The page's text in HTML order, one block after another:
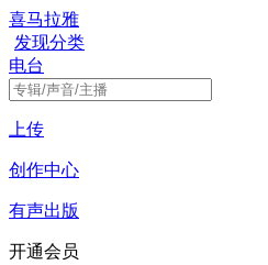
喜马拉雅
发现分类
电台
上传
创作中心
有声出版
开通会员